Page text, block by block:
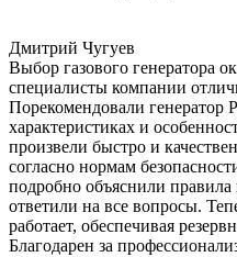
Дмитрий Чугуев
Выбор газового генератора
специалисты компании
Порекомендовали генератор
характеристиках и
произвели быстро и
согласно нормам
подробно объяснили правила
ответили на все вопросы.
работает, обеспечивая
Благодарен за